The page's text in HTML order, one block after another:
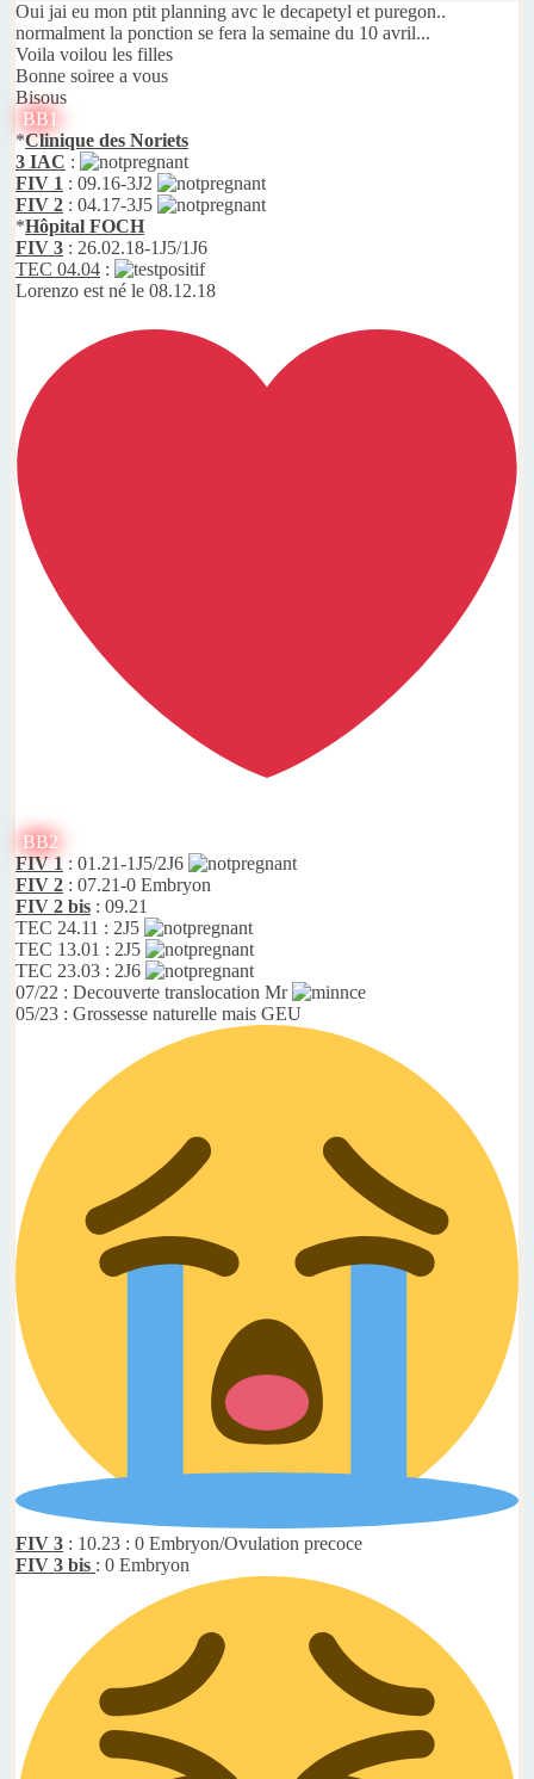
lu
Oui jai eu mon ptit planning avc le decapetyl et puregon..
normalment la ponction se fera la semaine du 10 avril...
Voila voilou les filles
Bonne soiree a vous
Bisous
BB1
*Clinique des Noriets
3 IAC :
FIV 1 : 09.16-3J2
FIV 2 : 04.17-3J5
*Hôpital FOCH
FIV 3 : 26.02.18-1J5/1J6
TEC 04.04 :
Lorenzo est né le 08.12.18
BB2
FIV 1 : 01.21-1J5/2J6
FIV 2 : 07.21-0 Embryon
FIV 2 bis : 09.21
TEC 24.11 : 2J5
TEC 13.01 : 2J5
TEC 23.03 : 2J6
07/22 : Decouverte translocation Mr
05/23 : Grossesse naturelle mais GEU
FIV 3 : 10.23 : 0 Embryon/Ovulation precoce
FIV 3 bis : 0 Embryon